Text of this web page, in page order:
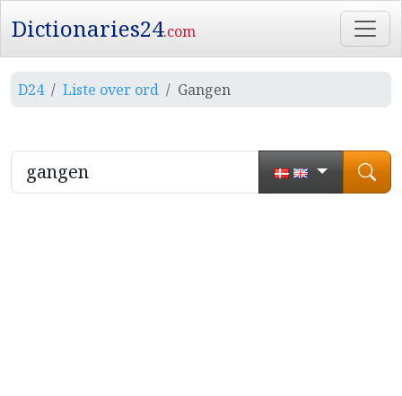
Dictionaries24.com
D24 Liste over ord Gangen